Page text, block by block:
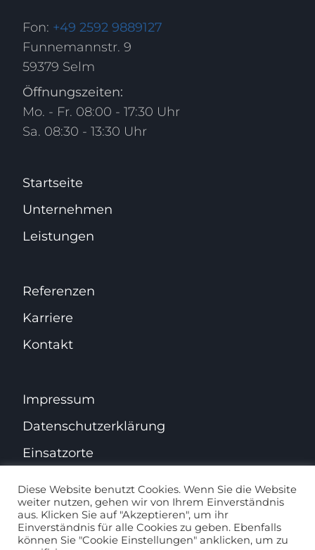
Fon: +49 2592 9889127
Funnemannstr. 9
59379 Selm
Öffnungszeiten:
Mo. - Fr. 08:00 - 17:30 Uhr
Sa. 08:30 - 13:30 Uhr
Startseite
Unternehmen
Leistungen
Referenzen
Karriere
Kontakt
Impressum
Datenschutz­erklärung
Einsatzorte
Facebook
Instagram
Website erstellt vonGENESIS Webagentur
Diese Website benutzt Cookies. Wenn Sie die Website
weiter nutzen, gehen wir von Ihrem Einverständnis
aus. Klicken Sie auf "Akzeptieren", um ihr
Einverständnis für alle Cookies zu geben. Ebenfalls
können Sie "Cookie Einstellungen" anklicken, um zu